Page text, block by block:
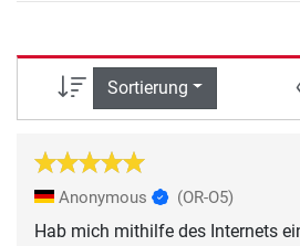
Sortierung
Anonymous (OR-O5)
Hab mich mithilfe des Internets